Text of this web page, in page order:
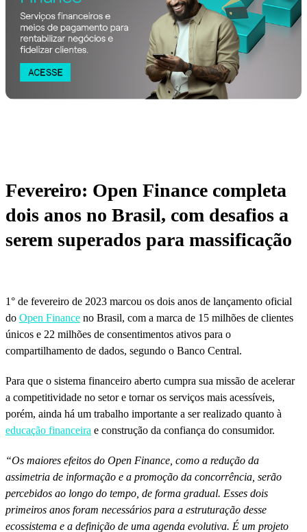
Fevereiro: Open Finance completa
dois anos no Brasil, com desafios a
serem superados para massificação
1° de fevereiro de 2023 marcou os dois anos de lançamento oficial
do Open Finance no Brasil, com a marca de 15 milhões de clientes
únicos e 22 milhões de consentimentos ativos para o
compartilhamento de dados, segundo o Banco Central.
Para que o sistema financeiro aberto cumpra sua missão de acelerar
a competitividade no setor e tornar os serviços mais acessíveis,
porém, ainda há um trabalho importante a ser realizado quanto à
educação financeira e construção da confiança do consumidor.
“Os maiores efeitos do Open Finance, como a redução da
assimetria de informação e a promoção da concorrência, serão
percebidos ao longo do tempo, de forma gradual. Esses dois
primeiros anos foram necessários para a estruturação desse
ecossistema e a definição de uma agenda evolutiva. É um projeto